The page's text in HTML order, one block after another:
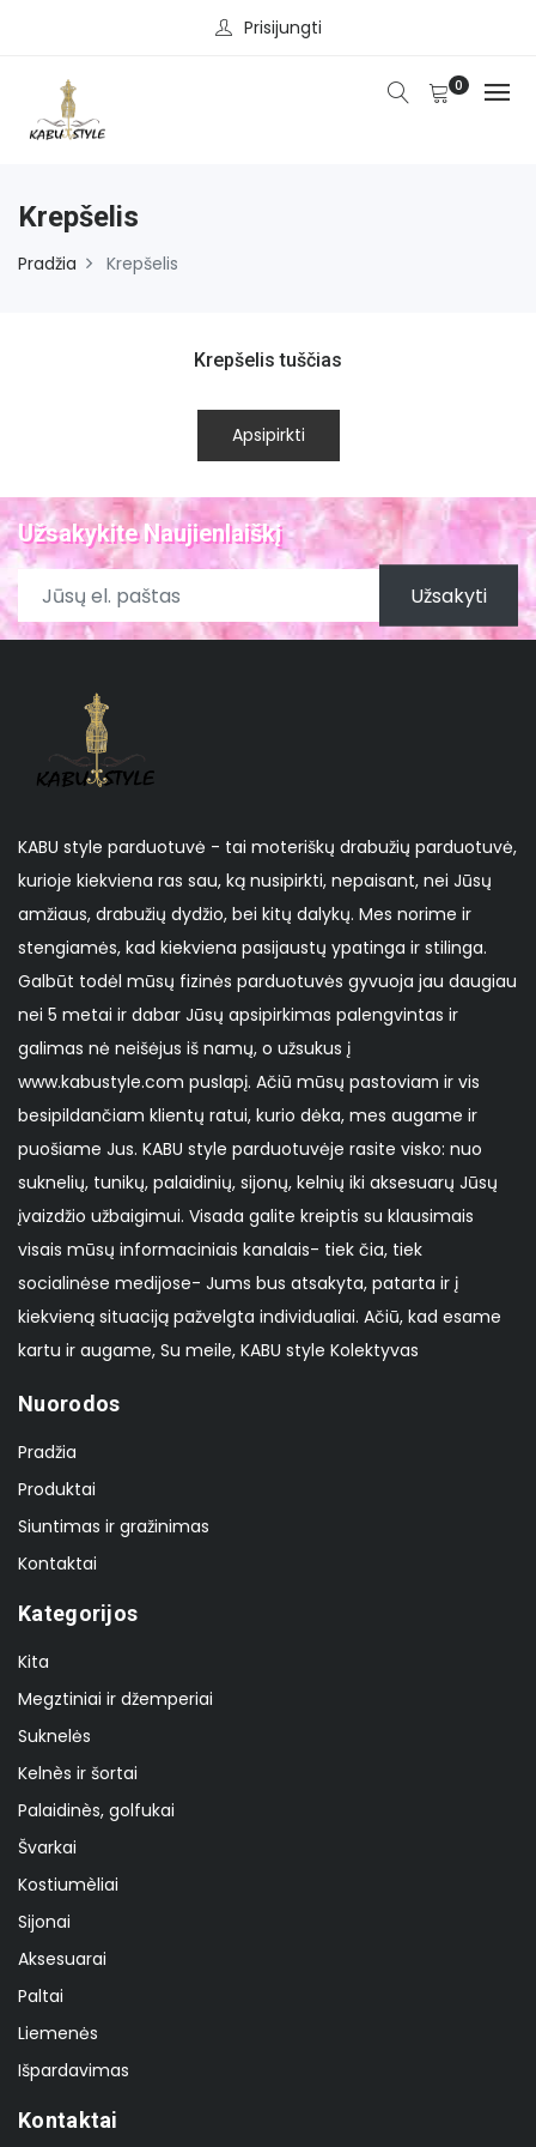
Prisijungti
0
Krepšelis
Pradžia Krepšelis
Krepšelis tuščias
Apsipirkti
Užsakykite Naujienlaiškį
Užsakyti
KABU style parduotuvė - tai moteriškų drabužių parduotuvė,
kurioje kiekviena ras sau, ką nusipirkti, nepaisant, nei Jūsų
amžiaus, drabužių dydžio, bei kitų dalykų. Mes norime ir
stengiamės, kad kiekviena pasijaustų ypatinga ir stilinga.
Galbūt todėl mūsų fizinės parduotuvės gyvuoja jau daugiau
nei 5 metai ir dabar Jūsų apsipirkimas palengvintas ir
galimas nė neišėjus iš namų, o užsukus į
www.kabustyle.com puslapį. Ačiū mūsų pastoviam ir vis
besipildančiam klientų ratui, kurio dėka, mes augame ir
puošiame Jus. KABU style parduotuvėje rasite visko: nuo
suknelių, tunikų, palaidinių, sijonų, kelnių iki aksesuarų Jūsų
įvaizdžio užbaigimui. Visada galite kreiptis su klausimais
visais mūsų informaciniais kanalais- tiek čia, tiek
socialinėse medijose- Jums bus atsakyta, patarta ir į
kiekvieną situaciją pažvelgta individualiai. Ačiū, kad esame
kartu ir augame, Su meile, KABU style Kolektyvas
Nuorodos
Pradžia
Produktai
Siuntimas ir gražinimas
Kontaktai
Kategorijos
Kita
Megztiniai ir džemperiai
Suknelės
Kelnès ir šortai
Palaidinès, golfukai
Švarkai
Kostiumèliai
Sijonai
Aksesuarai
Paltai
Liemenės
Išpardavimas
Kontaktai